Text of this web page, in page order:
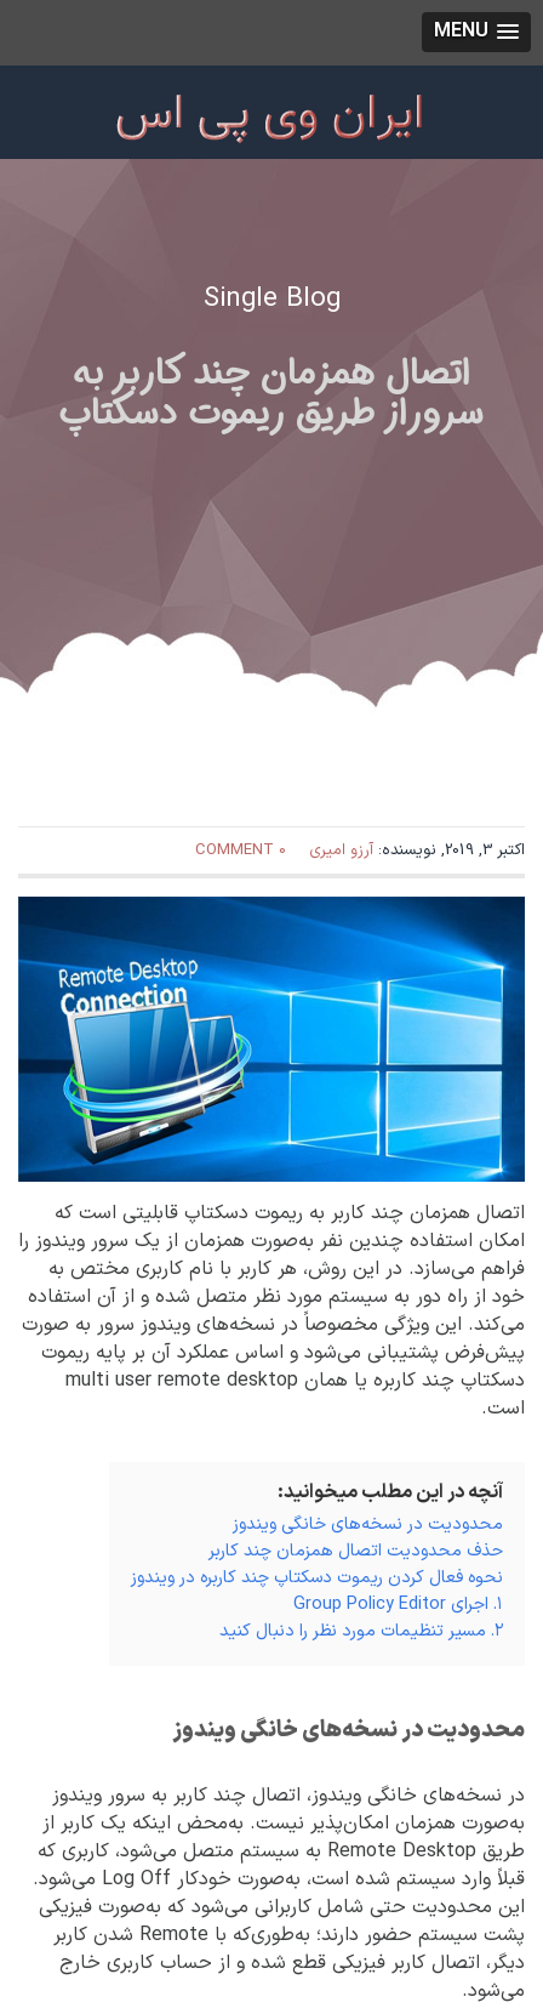
MENU
Single Blog
اتصال همزمان چند کاربر به
سروراز طریق ریموت دسکتاپ
اکتبر 3, 2019, نویسنده: آرزو امیری 0 COMMENT
اتصال همزمان چند کاربر به ریموت دسکتاپ قابلیتی است که
امکان استفاده چندین نفر به‌صورت همزمان از یک سرور ویندوز را
فراهم می‌سازد. در این روش، هر کاربر با نام کاربری مختص به
خود از راه دور به سیستم مورد نظر متصل شده و از آن استفاده
می‌کند. این ویژگی مخصوصاً در نسخه‌های ویندوز سرور به صورت
پیش‌فرض پشتیبانی می‌شود و اساس عملکرد آن بر پایه ریموت
دسکتاپ چند کاربره یا همان multi user remote desktop
است.
آنچه در این مطلب میخوانید:
محدودیت در نسخه‌های خانگی ویندوز
حذف محدودیت اتصال همزمان چند کاربر
نحوه فعال کردن ریموت دسکتاپ چند کاربره در ویندوز
۱. اجرای Group Policy Editor
۲. مسیر تنظیمات مورد نظر را دنبال کنید
محدودیت در نسخه‌های خانگی ویندوز
در نسخه‌های خانگی ویندوز، اتصال چند کاربر به سرور ویندوز
به‌صورت همزمان امکان‌پذیر نیست. به‌محض اینکه یک کاربر از
طریق Remote Desktop به سیستم متصل می‌شود، کاربری که
قبلاً وارد سیستم شده است، به‌صورت خودکار Log Off می‌شود.
این محدودیت حتی شامل کاربرانی می‌شود که به‌صورت فیزیکی
پشت سیستم حضور دارند؛ به‌طوری‌که با Remote شدن کاربر
دیگر، اتصال کاربر فیزیکی قطع شده و از حساب کاربری خارج
می‌شود.